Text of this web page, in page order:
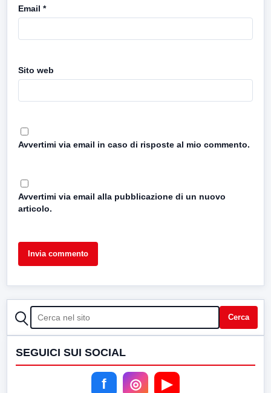
Email *
Sito web
Avvertimi via email in caso di risposte al mio commento.
Avvertimi via email alla pubblicazione di un nuovo
articolo.
CERCA Cerca
SEGUICI SUI SOCIAL
f ◎ ▶